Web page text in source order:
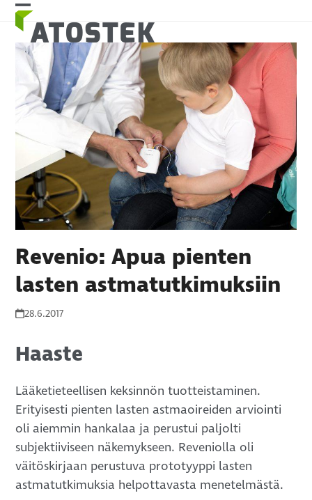
Skip
content
Open
mobile
menu
Close
mobile
menu
Revenio: Apua pienten
lasten astmatutkimuksiin
28.6.2017
Haaste
Lääketieteellisen keksinnön tuotteistaminen.
Erityisesti pienten lasten astmaoireiden arviointi
oli aiemmin hankalaa ja perustui paljolti
subjektiiviseen näkemykseen. Reveniolla oli
väitöskirjaan perustuva prototyyppi lasten
astmatutkimuksia helpottavasta menetelmästä.